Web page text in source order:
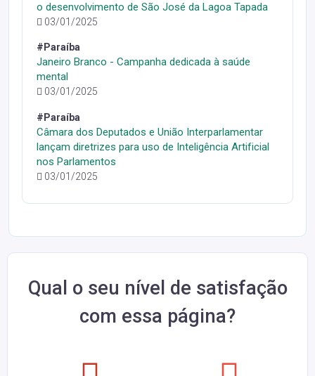
o desenvolvimento de São José da Lagoa Tapada
03/01/2025
#Paraíba
Janeiro Branco - Campanha dedicada à saúde
mental
03/01/2025
#Paraíba
Câmara dos Deputados e União Interparlamentar
lançam diretrizes para uso de Inteligência Artificial
nos Parlamentos
03/01/2025
Qual o seu nível de satisfação
com essa página?